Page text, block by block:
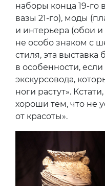
наборы конца 19-го
вазы 21-го), моды
и интерьера (обои и
не особо знаком с
стиля, эта выставка
в особенности,
экскурсовода,
ноги растут».
хороши тем, что не
от красоты».